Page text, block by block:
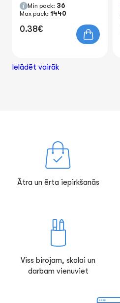
Min pack: 36
Max pack: 1440
0.38€
Ielādēt vairāk
Ātra un ērta iepirkšanās
Viss birojam, skolai un
darbam vienuviet